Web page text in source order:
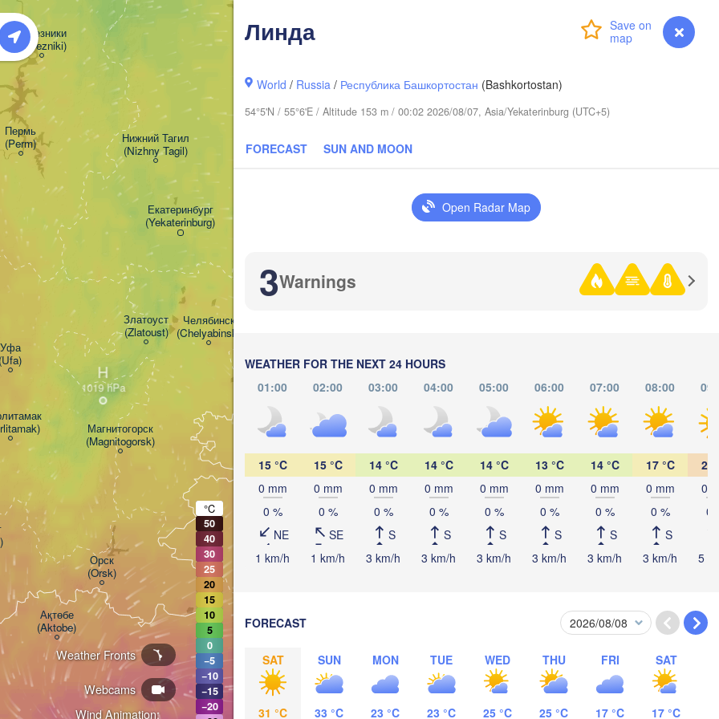
myVentusky Forecast
Линда
World / Russia / Республика Башкортостан (Bashkortostan)
54°5'N / 55°6'E / Altitude 153 m / 00:02 2026/08/07, Asia/Yekaterinburg (UTC+5)
FORECAST SUN AND MOON
Open Radar Map
3Warnings
WEATHER FOR THE NEXT 24 HOURS
01:00
02:00 03:00 04:00 05:00 06:00 07:00 08:00
15 °C
0 mm
0 %
NE
1 km/h
15 °C
0 mm
0 %
SE
1 km/h
14 °C
0 mm
0 %
S
3 km/h
14 °C
0 mm
0 %
S
3 km/h
14 °C
0 mm
0 %
S
3 km/h
13 °C
0 mm
0 %
S
3 km/h
14 °C
0 mm
0 %
S
3 km/h
17 °C
0 mm
0 %
S
3 km/h
20
0
0
5
FORECAST
SAT
31 °C
SUN
33 °C
MON
23 °C
TUE
23 °C
WED
25 °C
THU
25 °C
FRI
17 °C
SAT
17 °C
Wind Animation:
Webcams
Weather Fronts
Пермь
(Perm)
Уфа
(Ufa)
Екатеринбург
(Yekaterinburg)
Березники
(Berezniki)
Нижний Тагил
(Nizhny Tagil)
Челябинск
(Chelyabinsk)
Ақтөбе
(Aktobe)
Орск
(Orsk)
Қостанай
(Kostanay)
Златоуст
(Zlatoust)
Магнитогорск
(Magnitogorsk)
Астана
Көкшетау
(Kökşetaw)
(Qarağandy)
H
°C
50
40
30
25
20
15
10
5
0
−5
−10
−15
−20